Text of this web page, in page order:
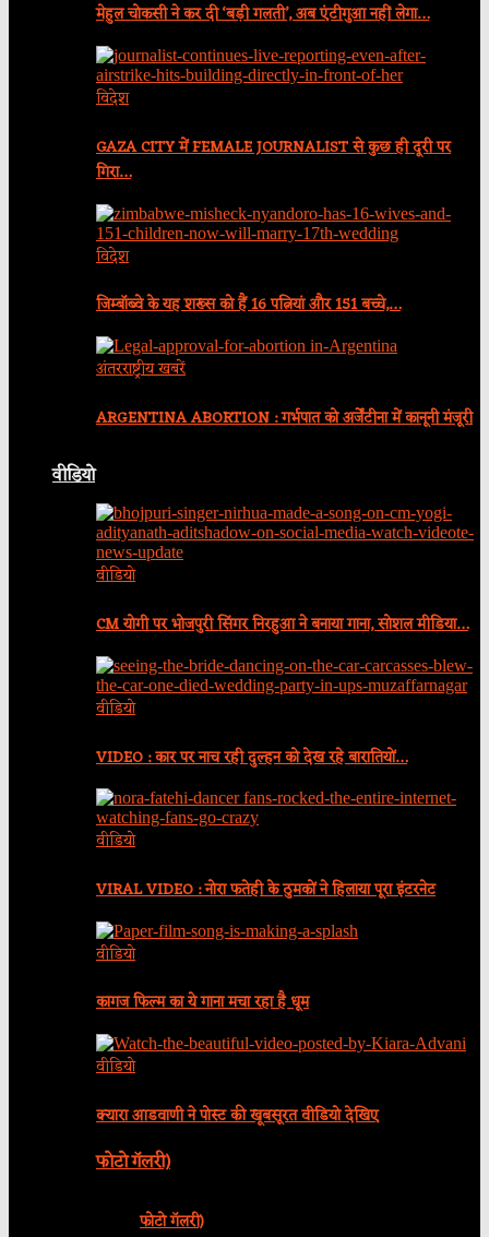
मेहुल चोकसी ने कर दी ‘बड़ी गलती’, अब एंटीगुआ नहीं लेगा…
विदेश
GAZA CITY में FEMALE JOURNALIST से कुछ ही दूरी पर
गिरा…
विदेश
जिम्बॉब्वे के यह शख्स को हैं 16 पत्नियां और 151 बच्चे,…
अंतरराष्ट्रीय खबरें
ARGENTINA ABORTION : गर्भपात को अर्जेंटीना में कानूनी मंजूरी
वीडियो
वीडियो
CM योगी पर भोजपुरी सिंगर निरहुआ ने बनाया गाना, सोशल मीडिया…
वीडियो
VIDEO : कार पर नाच रही दुल्हन को देख रहे बारातियों…
वीडियो
VIRAL VIDEO : नोरा फतेही के ठुमकों ने हिलाया पूरा इंटरनेट
वीडियो
कागज फिल्म का ये गाना मचा रहा है धूम
वीडियो
क्यारा आडवाणी ने पोस्ट की खूबसूरत वीडियो देखिए
फोटो गॅलरी)
फोटो गॅलरी)